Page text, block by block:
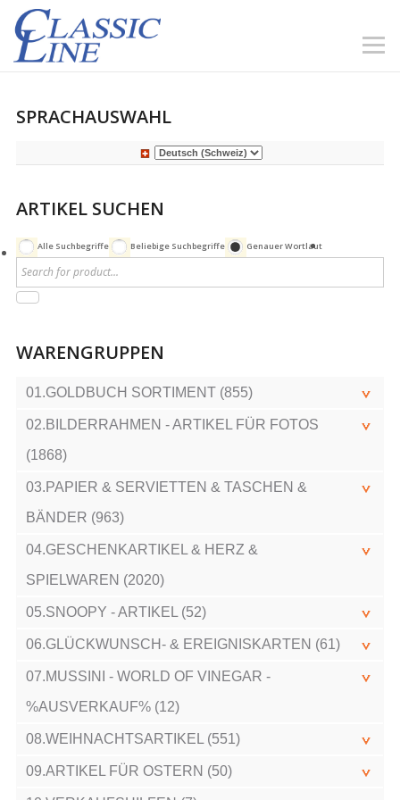
SPRACHAUSWAHL
ARTIKEL SUCHEN
Alle Suchbegriffe Beliebige Suchbegriffe Genauer Wortlaut
WARENGRUPPEN
01.GOLDBUCH SORTIMENT (855)
02.BILDERRAHMEN - ARTIKEL FÜR FOTOS
(1868)
03.PAPIER & SERVIETTEN & TASCHEN &
BÄNDER (963)
04.GESCHENKARTIKEL & HERZ &
SPIELWAREN (2020)
05.SNOOPY - ARTIKEL (52)
06.GLÜCKWUNSCH- & EREIGNISKARTEN (61)
07.MUSSINI - WORLD OF VINEGAR -
%AUSVERKAUF% (12)
08.WEIHNACHTSARTIKEL (551)
09.ARTIKEL FÜR OSTERN (50)